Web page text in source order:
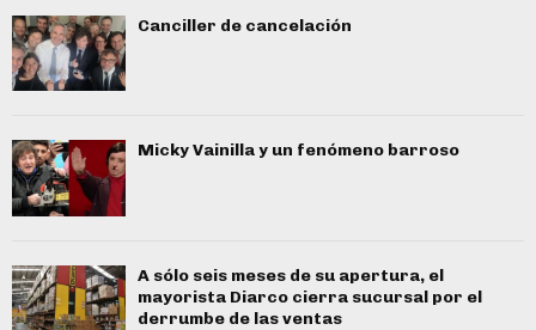
Canciller de cancelación
Micky Vainilla y un fenómeno barroso
A sólo seis meses de su apertura, el
mayorista Diarco cierra sucursal por el
derrumbe de las ventas